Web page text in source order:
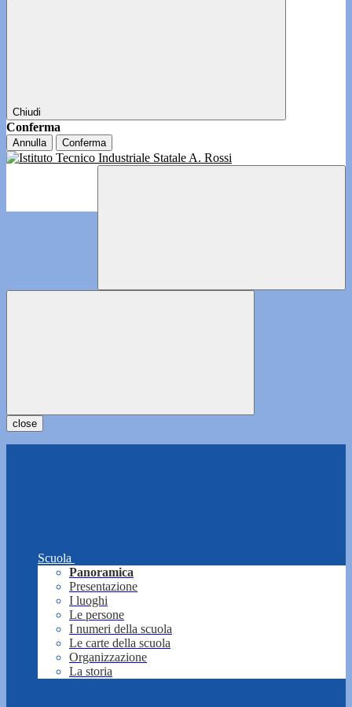
Chiudi
Conferma
Annulla Conferma
close
Scuola
Panoramica
Presentazione
I luoghi
Le persone
I numeri della scuola
Le carte della scuola
Organizzazione
La storia